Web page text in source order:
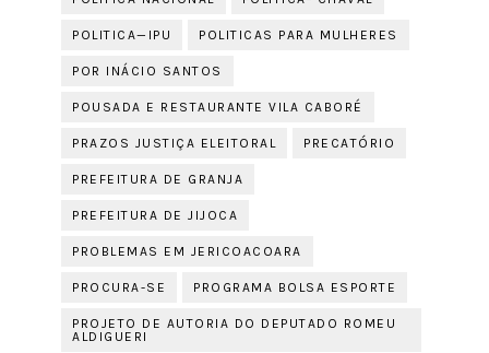
POLITICA—IPU POLITICAS PARA MULHERES
POR INÁCIO SANTOS
POUSADA E RESTAURANTE VILA CABORÉ
PRAZOS JUSTIÇA ELEITORAL PRECATÓRIO
PREFEITURA DE GRANJA
PREFEITURA DE JIJOCA
PROBLEMAS EM JERICOACOARA
PROCURA-SE PROGRAMA BOLSA ESPORTE
PROJETO DE AUTORIA DO DEPUTADO ROMEU
ALDIGUERI